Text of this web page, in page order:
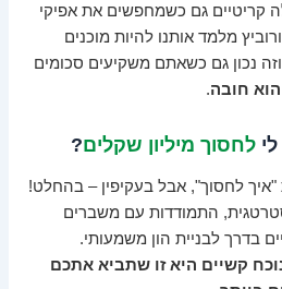
קריטיים גם כשמחפשים את אפיקי
מלמד אותנו להיות מוכנים
נכון גם כשאתם משקיעים סכומים
הוא חובה.
לילחסוך מיליון שקלים?
"איך לחסוך", אבל בעקיפין – בהחלט!
התמודדות עם משברים
בדרך לבניית הון משמעותי.
קשיים היא זו שתביא אתכם